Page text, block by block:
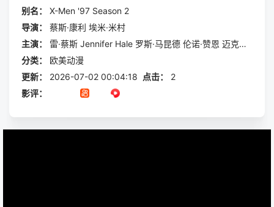
间点遭遇袭击——如今，1990年代。天启发威，大战来临。
别名：
X-Men '97 Season 2
导演：
蔡斯·康利 埃米·米村
主演：
雷·蔡斯 Jennifer Hale 罗斯·马昆德 伦诺·赞恩 迈克尔·约翰斯顿
分类：
欧美动漫
更新：
2026-07-02 00:04:18 点击：
2
影评：